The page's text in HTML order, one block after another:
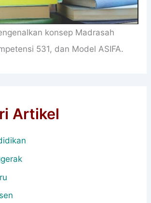
konsep Madrasah
531, dan Model ASIFA.
Artikel